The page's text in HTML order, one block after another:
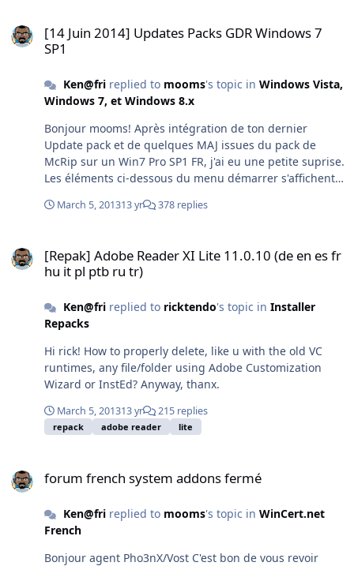
NOTA : le thème appliqué (désinstallable, incluant des
icônes, sons et curseurs et modifié par mes soins)
Energize et revient à peyronnx
[14 Juin 2014] Updates Packs GDR Windows 7
SP1
Ken@frireplied to mooms's topic in Windows Vista,
Windows 7, et Windows 8.x
Bonjour mooms! Après intégration de ton dernier
Update pack et de quelques MAJ issues du pack de
McRip sur un Win7 Pro SP1 FR, j'ai eu une petite suprise.
Les éléments ci-dessous du menu démarrer s'affichent
route)displayswitch (Se connecter à un
commandes est en anglais (les fenêtres appelées
restant en français). Je teste sous VirtualBox v4.26
Acrobat Reader, M$ VC++, .NET FX 4.5 fr etc) Une
explication ? Quelqu'un d'autre a t-il déjà expérimenté
cette bizarrerie ? Pour le moment, je vais faire ceci :
réinstaller le tout, mais sur une autre partition (dual
boot); refaire l'intégration, mais avec uniquement ton
Update Pack; idem qu'au point 2 + application manuelle
(1 à 1) des MAJ du pack de McRip (histoire de repérer
l'intru). Je vous tiendrais informés.
March 5, 201313 yr 378 replies
[Repak] Adobe Reader XI Lite 11.0.10 (de en es fr
hu it pl ptb ru tr)
Ken@frireplied to ricktendo's topic in Installer
Repacks
Hi rick! How to properly delete, like u with the old VC
runtimes, any file/folder using Adobe Customization
Wizard or InstEd? Anyway, thanx.
March 5, 201313 yr 215 replies
repack adobe reader lite
forum french system addons fermé
Ken@frireplied to mooms's topic in WinCert.net
French
Bonjour agent Pho3nX/Vost C'est bon de vous revoir